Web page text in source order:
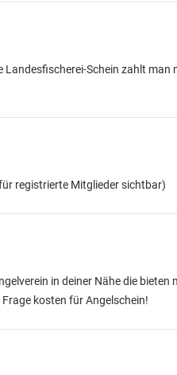
Landesfischerei-Schein zahlt
registrierte Mitglieder sichtbar)
in deiner Nähe die
kosten für Angelschein!